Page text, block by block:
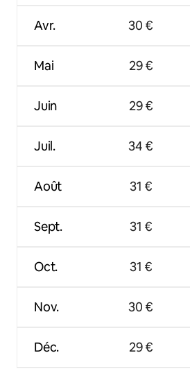
Avr.
Mai
Juin
Juil.
Août
Sept.
Oct.
Nov.
Déc.
30 €
29 €
29 €
34 €
31 €
31 €
31 €
30 €
29 €